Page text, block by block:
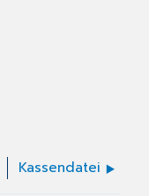
Kassendatei